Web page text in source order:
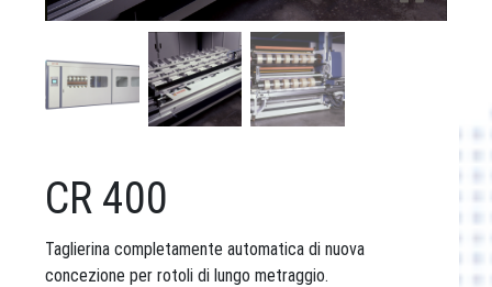
CR 400
Taglierina completamente automatica di nuova
concezione per rotoli di lungo metraggio.